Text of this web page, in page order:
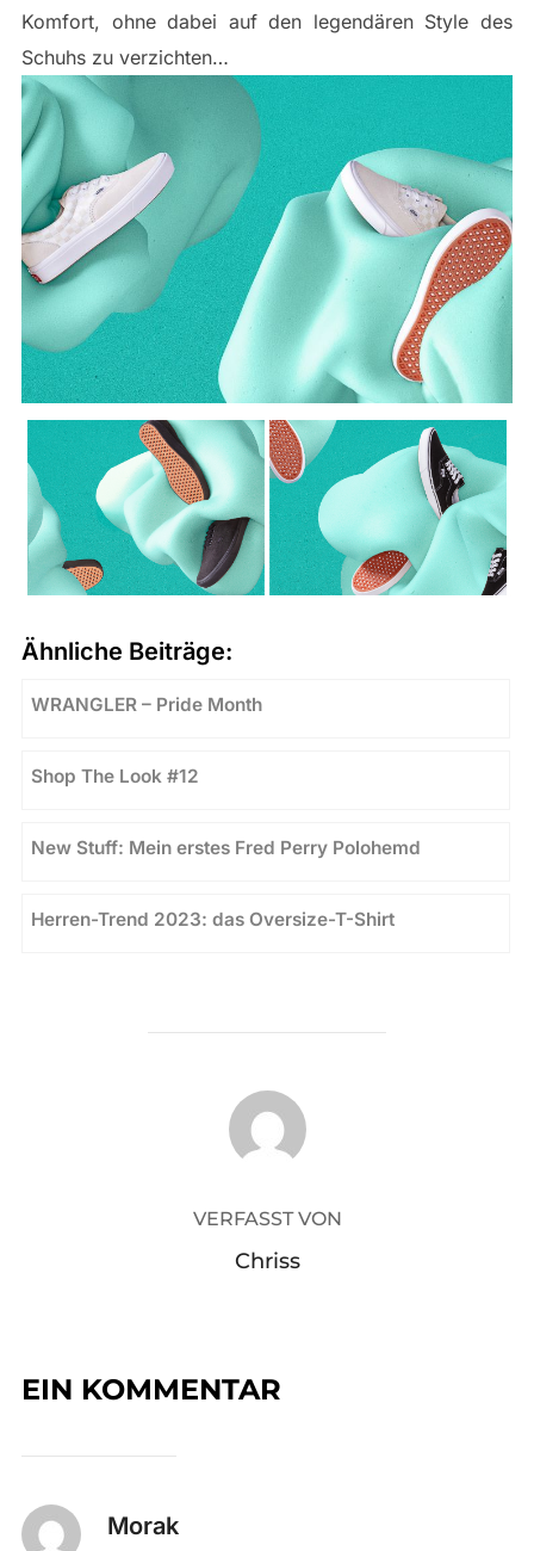
Komfort, ohne dabei auf den legendären Style des
Schuhs zu verzichten…
Ähnliche Beiträge:
WRANGLER – Pride Month
Shop The Look #12
New Stuff: Mein erstes Fred Perry Polohemd
Herren-Trend 2023: das Oversize-T-Shirt
BEITRAGSAUTOR
VERFASST VON
Chriss
EIN KOMMENTAR
Morak